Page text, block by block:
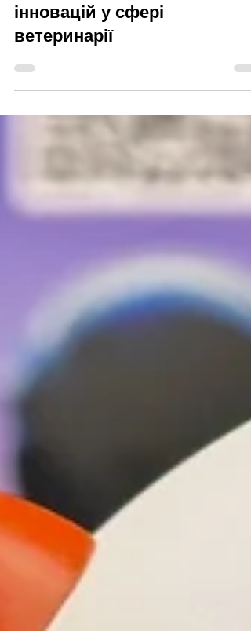
Читати 3 хв
CES 2026 огляд новинок та
інновацій у сфері
ветеринарії